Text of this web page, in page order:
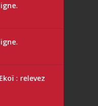
: relevez